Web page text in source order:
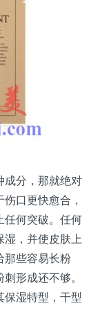
成分，那就绝对
口更快愈合，
任何突破。任何
湿，并使皮肤上
那些容易长粉
形成还不够。
保湿特型，干型